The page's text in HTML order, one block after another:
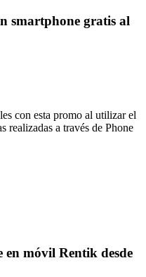
smartphone gratis al
con esta promo al utilizar el
realizadas a través de Phone
en móvil Rentik desde